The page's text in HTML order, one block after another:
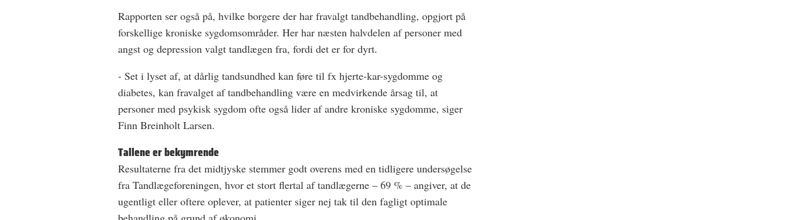
Rapporten ser også på, hvilke borgere der har fravalgt tandbehandling, opgjort på
forskellige kroniske sygdomsområder. Her har næsten halvdelen af personer med
angst og depression valgt tandlægen fra, fordi det er for dyrt.
- Set i lyset af, at dårlig tandsundhed kan føre til fx hjerte-kar-sygdomme og
diabetes, kan fravalget af tandbehandling være en medvirkende årsag til, at
personer med psykisk sygdom ofte også lider af andre kroniske sygdomme, siger
Finn Breinholt Larsen.
Tallene er bekymrende
Resultaterne fra det midtjyske stemmer godt overens med en tidligere undersøgelse
fra Tandlægeforeningen, hvor et stort flertal af tandlægerne – 69 % – angiver, at de
ugentligt eller oftere oplever, at patienter siger nej tak til den fagligt optimale